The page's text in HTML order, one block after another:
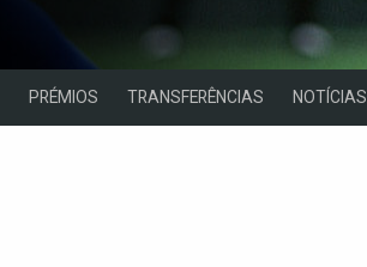
PRÉMIOS TRANSFERÊNCIAS NOTÍCIAS